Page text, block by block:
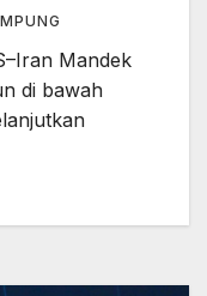
Mandek
di bawah